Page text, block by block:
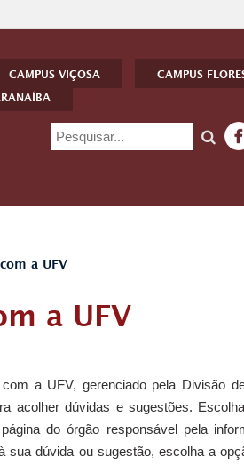
CAMPUS VIÇOSA
CAMPUS
a UFV
a UFV
a UFV, gerenciado pela Divisão
acolher dúvidas e sugestões.
do órgão responsável pela
sua dúvida ou sugestão, escolha a